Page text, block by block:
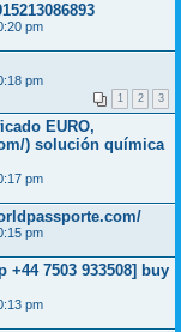
pm
pm
1 2 3
EURO,
) solución química
pm
pm
7503 933508] buy
pm